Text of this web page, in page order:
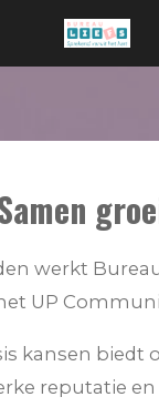
werkt
UP
kansen biedt
reputatie